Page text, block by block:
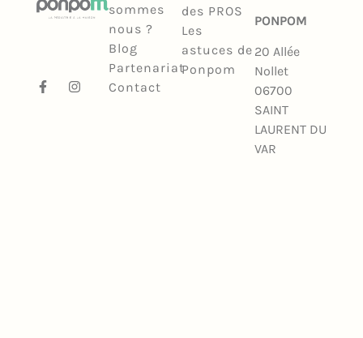
sommes
nous ?
Blog
Partenariat
Contact
des PROS
Les
astuces de
Ponpom
PONPOM
20 Allée
Nollet
06700
SAINT
LAURENT DU
VAR